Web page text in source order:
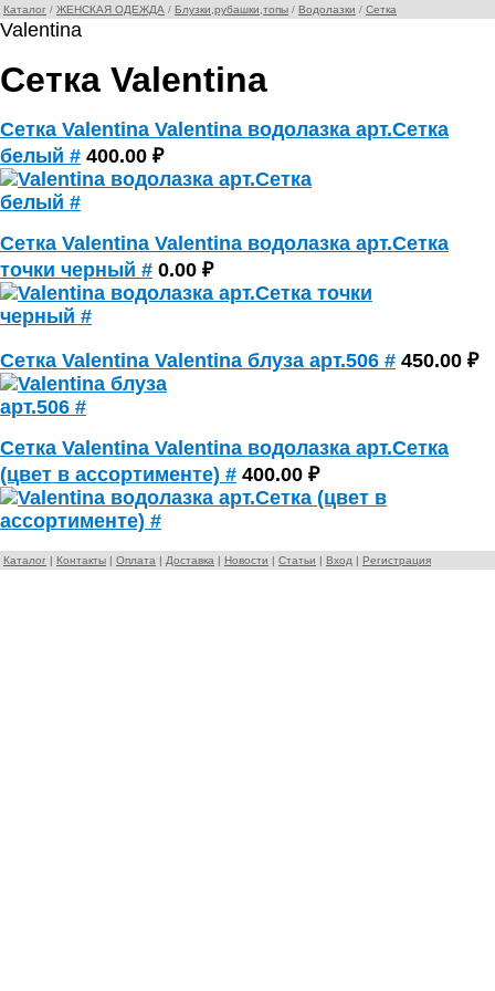
Каталог / ЖЕНСКАЯ ОДЕЖДА / Блузки,рубашки,топы / Водолазки / Сетка
Valentina
Сетка Valentina
Сетка Valentina Valentina водолазка арт.Сетка
белый # 400.00 ₽
Сетка Valentina Valentina водолазка арт.Сетка
точки черный # 0.00 ₽
Сетка Valentina Valentina блуза арт.506 # 450.00 ₽
Сетка Valentina Valentina водолазка арт.Сетка
(цвет в ассортименте) # 400.00 ₽
Каталог | Контакты | Оплата | Доставка | Новости | Статьи | Вход | Регистрация